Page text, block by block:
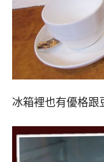
冰箱裡也有優格跟